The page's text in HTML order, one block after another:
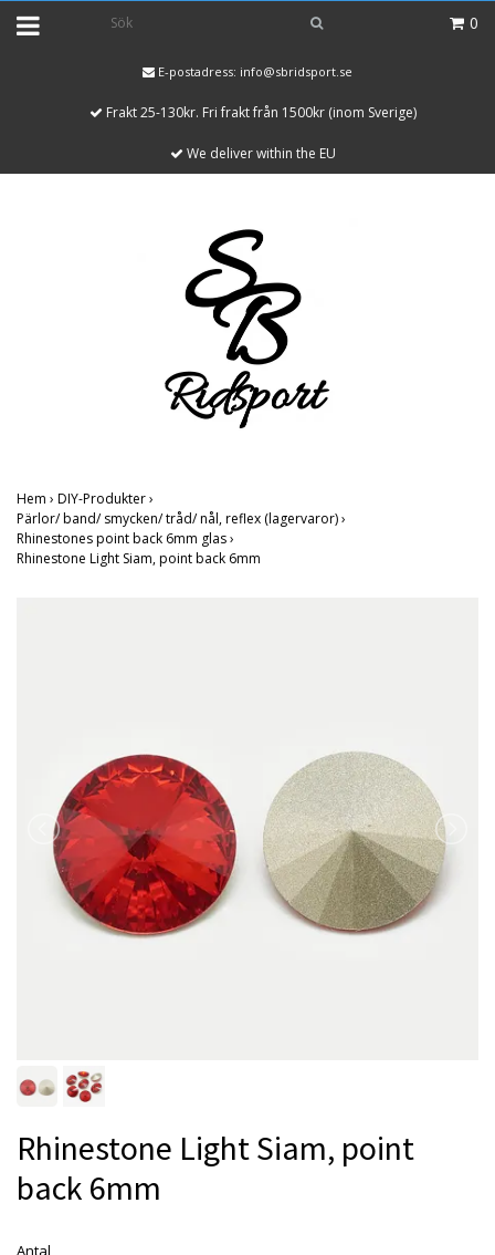
0
E-postadress: info@sbridsport.se
Frakt 25-130kr. Fri frakt från 1500kr (inom Sverige)
We deliver within the EU
Hem › DIY-Produkter›
Pärlor/ band/ smycken/ tråd/ nål, reflex (lagervaror)›
Rhinestones point back 6mm glas›
Rhinestone Light Siam, point back 6mm
Rhinestone Light Siam, point
back 6mm
Antal